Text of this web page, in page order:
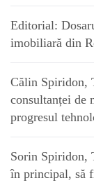
Editorial:
imobiliară din
Călin Spiridon,
consultanței de
progresul
Sorin Spiridon,
în principal, să